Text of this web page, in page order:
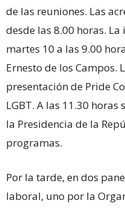
de las reuniones. Las
desde las 8.00 horas.
martes 10 a las 9.00
Ernesto de los Campos.
presentación de Pride
LGBT. A las 11.30
la Presidencia de la
programas.
Por la tarde, en dos
laboral, uno por la